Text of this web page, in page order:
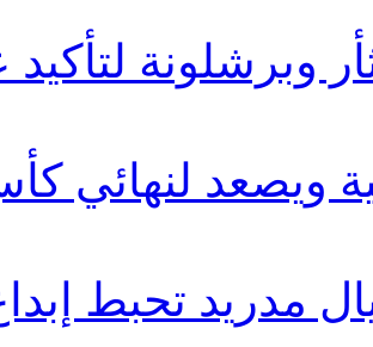
وبرشلونة لتأكيد
ويصعد لنهائي
مدريد تحبط